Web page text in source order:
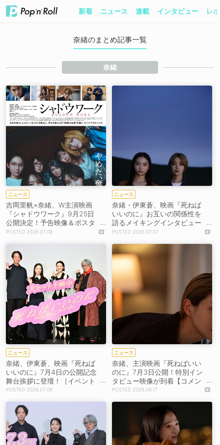
新着 ニュース 連載 インタビュー レ
奈緒のまとめ記事一覧
奈緒
ニュース
吉岡里帆×奈緒、W主演映画
『シャドウワーク』9月25日
公開決定！予告映像＆ポスタ
ービジュアル解禁【コメント
2026.07.08
ニュース
奈緒・伊東蒼、映画『死ねば
いいのに』お互いの関係性を
語るメイキングインタビュー
映像が7月7日解禁！【コメン
2026.07.07
ニュース
奈緒、伊東蒼、映画『死ねば
いいのに』7月4日の公開記念
舞台挨拶に登壇！［イベント
レポート］2026.07.06
ニュース
奈緒、主演映画『死ねばいい
のに』7月3日公開！特別イン
タビュー映像が到着【コメン
トあり】2026.06.17